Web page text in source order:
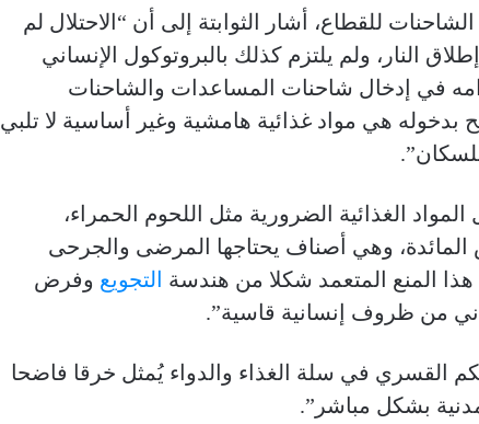
للقطاع، أشار الثوابتة إلى أن “الاحتلال لم
النار، ولم يلتزم كذلك بالبروتوكول الإنساني
في إدخال شاحنات المساعدات والشاحنات
نحو 30%، وما يسمح بدخوله هي مواد غذائية هامشية وغير أساسية لا تلبي
الغذائية الضرورية مثل اللحوم الحمراء،
المائدة، وهي أصناف يحتاجها المرضى والجرحى
المنع المتعمد شكلا من هندسة التجويع وفرض
من ظروف إنسانية قاسية”.
القسري في سلة الغذاء والدواء يُمثل خرقا فاضحا
بشكل مباشر”.